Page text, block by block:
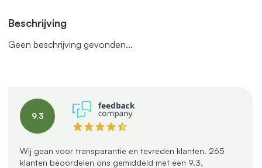
Beschrijving
Geen beschrijving gevonden...
9.3
Wij gaan voor transparantie en tevreden klanten. 265
klanten beoordelen ons gemiddeld met een 9.3.